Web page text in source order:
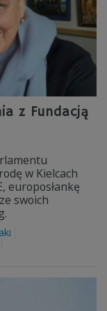
z Fundacją
w Kielcach
europosłankę
swoich